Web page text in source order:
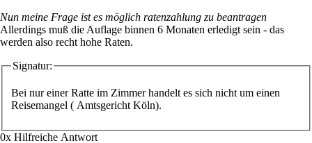
Nun meine Frage ist es möglich ratenzahlung zu beantragen
Allerdings muß die Auflage binnen 6 Monaten erledigt sein - das
werden also recht hohe Raten.
Signatur:
Bei nur einer Ratte im Zimmer handelt es sich nicht um einen
Reisemangel ( Amtsgericht Köln).
0x Hilfreiche Antwort